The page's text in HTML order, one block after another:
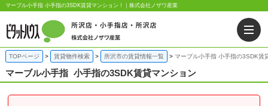
マーブル小手指 小手指の3SDK賃貸マンション！｜株式会社ノザワ産業
TOPページ 賃貸物件検索 所沢市の賃貸情報一覧 マーブル小手指 小手指の3SDK賃
マーブル小手指 小手指の3SDK賃貸マンション